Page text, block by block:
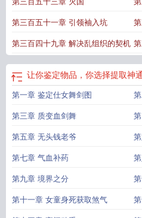
定物品你选择提取神通女主
你选择提取
神通的方法 你选择提取神通?libahao 你
择提取神通最新章节更新你选择提取神
窗你选择提取神通原著你选择提取神通
提取神通百度百科你选择提取神通全文
免费全文阅读5200你选择提取神通??你
取神通最新章节在线阅读你选择提取神
节笔趣阁
你选择提取神通免费阅读 你选
免费阅读让你鉴定物品你选择提取神通
取神通?无错
第三百五十一章 引领袖入坑
第三百四十九章 解决乱组织的契机
让你鉴定物品，你选择提取神
第一章 鉴定仕女舞剑图
第三章 质变血剑舞
第五章 无头钱老爷
第七章 气血补药
第九章 境界之分
第十一章 女童身死获取煞气